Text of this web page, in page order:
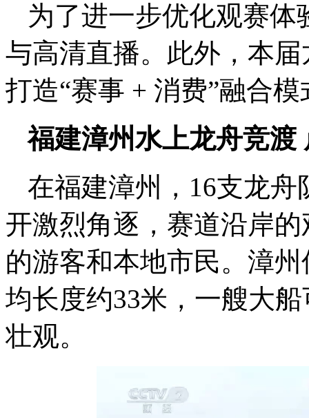
为了进一步优化观赛
与高清直播。此外，本
打造“赛事 + 消费”融合模
福建漳州水上龙舟竞渡
在福建漳州，16支龙
开激烈角逐，赛道沿岸
的游客和本地市民。漳
均长度约33米，一艘大
壮观。